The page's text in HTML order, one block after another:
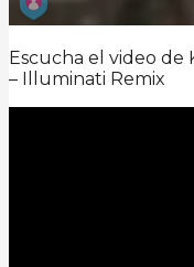
Escucha el video de
– Illuminati Remix